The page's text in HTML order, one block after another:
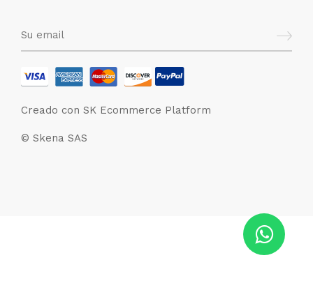
Creado con SK Ecommerce Platform
© Skena SAS